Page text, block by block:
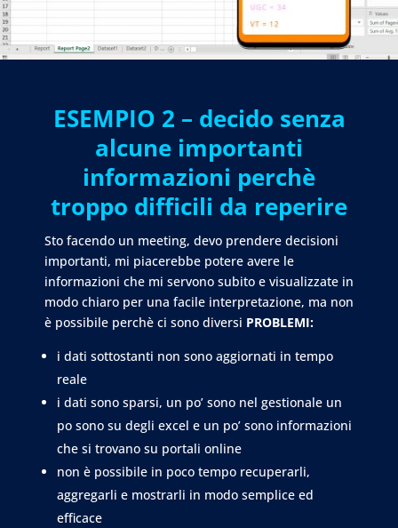
ESEMPIO 2 – decido senza
alcune importanti
informazioni perchè
troppo difficili da reperire
Sto facendo un meeting, devo prendere decisioni
importanti, mi piacerebbe potere avere le
informazioni che mi servono subito e visualizzate in
modo chiaro per una facile interpretazione, ma non
è possibile perchè ci sono diversi PROBLEMI:
i dati sottostanti non sono aggiornati in tempo
reale
i dati sono sparsi, un po’ sono nel gestionale un
po sono su degli excel e un po’ sono informazioni
che si trovano su portali online
non è possibile in poco tempo recuperarli,
aggregarli e mostrarli in modo semplice ed
efficace